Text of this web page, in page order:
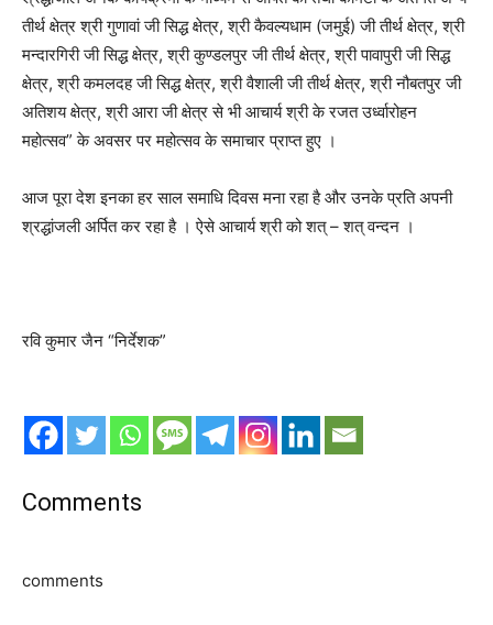
तीर्थ क्षेत्र श्री गुणावां जी सिद्ध क्षेत्र, श्री कैवल्यधाम (जमुई) जी तीर्थ क्षेत्र, श्री
मन्दारगिरी जी सिद्ध क्षेत्र, श्री कुण्डलपुर जी तीर्थ क्षेत्र, श्री पावापुरी जी सिद्ध
क्षेत्र, श्री कमलदह जी सिद्ध क्षेत्र, श्री वैशाली जी तीर्थ क्षेत्र, श्री नौबतपुर जी
अतिशय क्षेत्र, श्री आरा जी क्षेत्र से भी आचार्य श्री के रजत उर्ध्वारोहन
महोत्सव” के अवसर पर महोत्सव के समाचार प्राप्त हुए ।
आज पूरा देश इनका हर साल समाधि दिवस मना रहा है और उनके प्रति अपनी
श्रद्धांजली अर्पित कर रहा है । ऐसे आचार्य श्री को शत् – शत् वन्दन ।
रवि कुमार जैन “निर्देशक”
Comments
comments